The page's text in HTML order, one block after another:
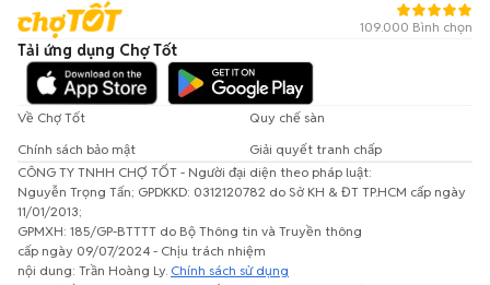
109.000 Bình chọn
Tải ứng dụng Chợ Tốt
Về Chợ Tốt
Quy chế sàn
Chính sách bảo mật
Giải quyết tranh chấp
CÔNG TY TNHH CHỢ TỐT - Người đại diện theo pháp luật:
Nguyễn Trọng Tấn; GPDKKD: 0312120782 do Sở KH & ĐT TP.HCM cấp ngày
11/01/2013;
GPMXH: 185/GP-BTTTT do Bộ Thông tin và Truyền thông
cấp ngày 09/07/2024 - Chịu trách nhiệm
nội dung: Trần Hoàng Ly. Chính sách sử dụng